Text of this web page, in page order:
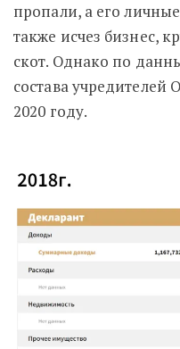
пропали, а его
также исчез бизнес,
скот. Однако по
состава учредителей
2020 году.